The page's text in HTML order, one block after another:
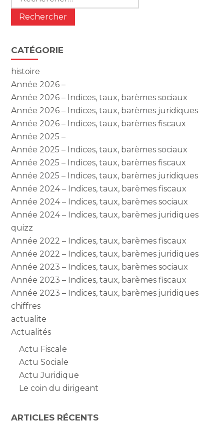
CATÉGORIE
histoire
Année 2026 –
Année 2026 – Indices, taux, barèmes sociaux
Année 2026 – Indices, taux, barèmes juridiques
Année 2026 – Indices, taux, barèmes fiscaux
Année 2025 –
Année 2025 – Indices, taux, barèmes sociaux
Année 2025 – Indices, taux, barèmes fiscaux
Année 2025 – Indices, taux, barèmes juridiques
Année 2024 – Indices, taux, barèmes fiscaux
Année 2024 – Indices, taux, barèmes sociaux
Année 2024 – Indices, taux, barèmes juridiques
quizz
Année 2022 – Indices, taux, barèmes fiscaux
Année 2022 – Indices, taux, barèmes juridiques
Année 2023 – Indices, taux, barèmes sociaux
Année 2023 – Indices, taux, barèmes fiscaux
Année 2023 – Indices, taux, barèmes juridiques
chiffres
actualite
Actualités
Actu Fiscale
Actu Sociale
Actu Juridique
Le coin du dirigeant
ARTICLES RÉCENTS